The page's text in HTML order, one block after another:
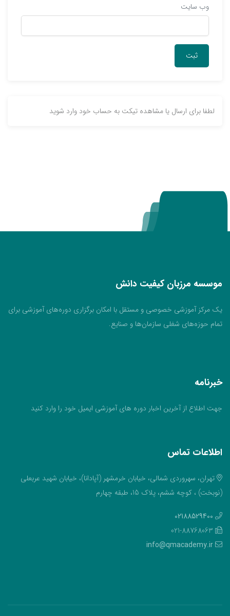
وب‌ سایت
لطفا برای ارسال یا مشاهده تیکت به حساب خود وارد شوید
موسسه مرزبان کیفیت دانش
یک مرکز آموزشی خصوصی و مستقل با امکان برگزاری دوره‌های آموزشی برای
تمام حوزه‌های شغلی سازمان‌ها و صنایع.
خبرنامه
جهت اطلاع از آخرین اخبار دوره های آموزشی ایمیل خود را وارد کنید
اطلاعات تماس
تهران، سهروردی شمالی، خیابان خرمشهر (آپادانا)، خیابان شهید عربعلی
(نوبخت) ، کوچه ششم، پلاک 15، طبقه چهارم